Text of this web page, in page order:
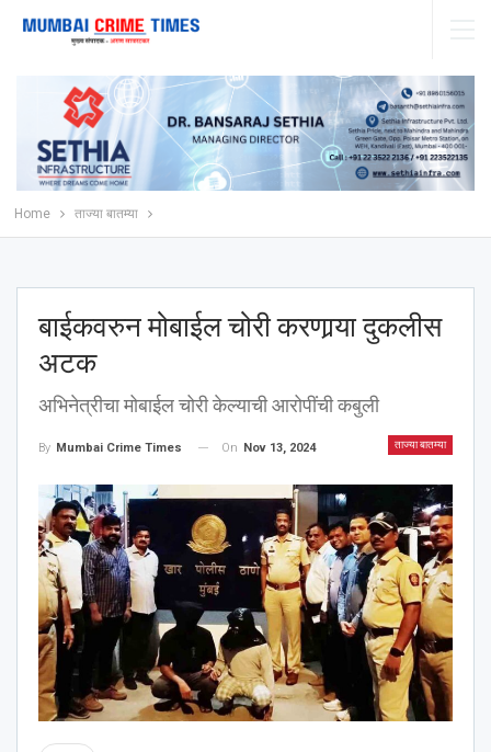
Home ताज्या बातम्या
बाईकवरुन मोबाईल चोरी करणार्‍या दुकलीस
अटक
अभिनेत्रीचा मोबाईल चोरी केल्याची आरोपींची कबुली
ताज्या बातम्या
By Mumbai Crime Times On Nov 13, 2024